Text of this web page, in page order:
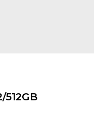
512GB